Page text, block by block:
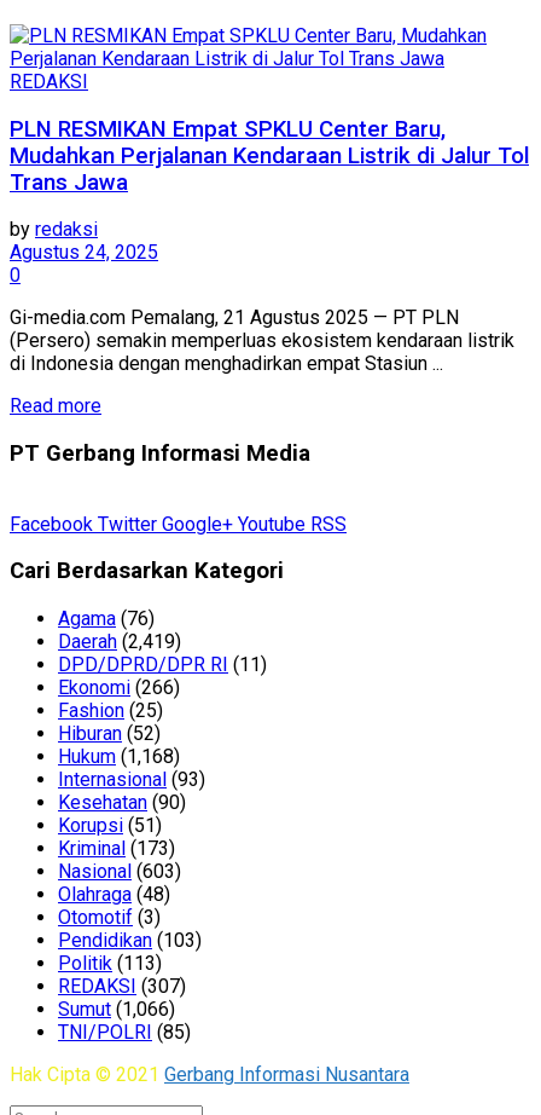
REDAKSI
PLN RESMIKAN Empat SPKLU Center Baru,
Mudahkan Perjalanan Kendaraan Listrik di Jalur Tol
Trans Jawa
by redaksi
Agustus 24, 2025
0
Gi-media.com Pemalang, 21 Agustus 2025 — PT PLN
(Persero) semakin memperluas ekosistem kendaraan listrik
di Indonesia dengan menghadirkan empat Stasiun ...
Read more
PT Gerbang Informasi Media
Facebook Twitter Google+ Youtube RSS
Cari Berdasarkan Kategori
Agama (76)
Daerah (2,419)
DPD/DPRD/DPR RI (11)
Ekonomi (266)
Fashion (25)
Hiburan (52)
Hukum (1,168)
Internasional (93)
Kesehatan (90)
Korupsi (51)
Kriminal (173)
Nasional (603)
Olahraga (48)
Otomotif (3)
Pendidikan (103)
Politik (113)
REDAKSI (307)
Sumut (1,066)
TNI/POLRI (85)
Hak Cipta © 2021 Gerbang Informasi Nusantara